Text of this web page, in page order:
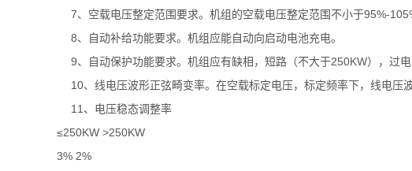
7、空载电压整定范围要求。机组的空载电压整定范围不小于95%-
8、自动补给功能要求。机组应能自动向启动电池充电。
9、自动保护功能要求。机组应有缺相，短路（不大于250KW），
10、线电压波形正弦畸变率。在空载标定电压，标定频率下，线电压波
11、电压稳态调整率
≤250KW >250KW
3% 2%